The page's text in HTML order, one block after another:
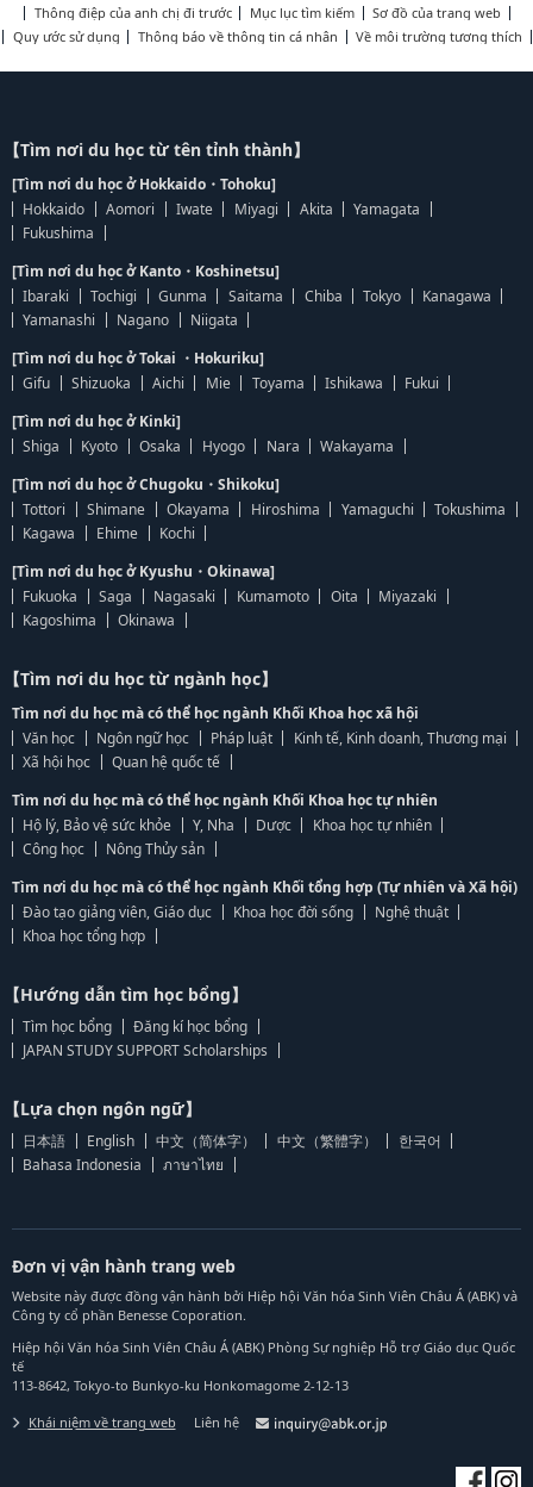
Thông điệp của anh chị đi trước
Mục lục tìm kiếm
Sơ đồ của trang web
Quy ước sử dụng
Thông báo về thông tin cá nhân Về môi trường tương thích
【Tìm nơi du học từ tên tỉnh thành】
[Tìm nơi du học ở Hokkaido・Tohoku]
Hokkaido
Aomori Iwate Miyagi Akita
Yamagata
Fukushima
[Tìm nơi du học ở Kanto・Koshinetsu]
Ibaraki
Tochigi Gunma Saitama Chiba Tokyo
Kanagawa
Yamanashi
Nagano
Niigata
[Tìm nơi du học ở Tokai ・Hokuriku]
Gifu
Shizuoka Aichi Mie Toyama Ishikawa
Fukui
[Tìm nơi du học ở Kinki]
Shiga
Kyoto Osaka Hyogo Nara
Wakayama
[Tìm nơi du học ở Chugoku・Shikoku]
Tottori
Shimane Okayama Hiroshima Yamaguchi
Tokushima
Kagawa
Ehime
Kochi
[Tìm nơi du học ở Kyushu・Okinawa]
Fukuoka
Saga Nagasaki Kumamoto Oita
Miyazaki
Kagoshima
Okinawa
【Tìm nơi du học từ ngành học】
Tìm nơi du học mà có thể học ngành Khối Khoa học xã hội
Văn học
Ngôn ngữ học Pháp luật
Kinh tế, Kinh doanh, Thương mại
Xã hội học
Quan hệ quốc tế
Tìm nơi du học mà có thể học ngành Khối Khoa học tự nhiên
Hộ lý, Bảo vệ sức khỏe
Y, Nha Dược
Khoa học tự nhiên
Công học
Nông Thủy sản
Tìm nơi du học mà có thể học ngành Khối tổng hợp (Tự nhiên và Xã hội)
Đào tạo giảng viên, Giáo dục
Khoa học đời sống
Nghệ thuật
Khoa học tổng hợp
【Hướng dẫn tìm học bổng】
Tìm học bổng
Đăng kí học bổng
JAPAN STUDY SUPPORT Scholarships
【Lựa chọn ngôn ngữ】
日本語 English 中文（简体字） 中文（繁體字）
한국어
Bahasa Indonesia
ภาษาไทย
Đơn vị vận hành trang web
Website này được đồng vận hành bởi Hiệp hội Văn hóa Sinh Viên Châu Á (ABK) và
Công ty cổ phần Benesse Coporation.
Hiệp hội Văn hóa Sinh Viên Châu Á (ABK) Phòng Sự nghiệp Hỗ trợ Giáo dục Quốc
tế
113-8642, Tokyo-to Bunkyo-ku Honkomagome 2-12-13
Khái niệm về trang web Liên hệ